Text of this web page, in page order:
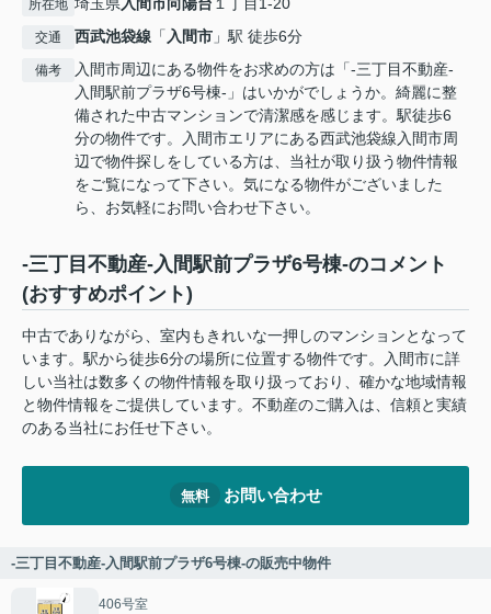
所在地
交通 西武池袋線 「 入間市 」駅 徒歩6分
備考
入間市周辺にある物件をお求めの方は「-三丁目不動産-
入間駅前プラザ6号棟-」はいかがでしょうか。綺麗に整
備された中古マンションで清潔感を感じます。駅徒歩6
分の物件です。入間市エリアにある西武池袋線入間市周
辺で物件探しをしている方は、当社が取り扱う物件情報
をご覧になって下さい。気になる物件がございました
ら、お気軽にお問い合わせ下さい。
-三丁目不動産-入間駅前プラザ6号棟-のコメント
(おすすめポイント)
中古でありながら、室内もきれいな一押しのマンションとなって
います。駅から徒歩6分の場所に位置する物件です。入間市に詳
しい当社は数多くの物件情報を取り扱っており、確かな地域情報
と物件情報をご提供しています。不動産のご購入は、信頼と実績
のある当社にお任せ下さい。
無料 お問い合わせ
-三丁目不動産-入間駅前プラザ6号棟-の販売中物件
406号室